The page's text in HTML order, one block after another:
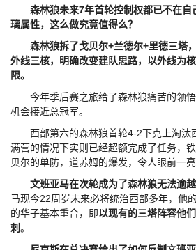
森林狼未来7年首轮控制权都已不在自
璃属性，这么做究竟值得么？
森林狼拆了戈贝尔+兰德尔+里德三塔
外线三核，明确改变建队思路，以外线为
限。
今年季后赛之旅给了森林狼痛苦的领悟
机会接近总冠军。
西部第六的森林狼首轮4-2下克上淘汰
满营的情况下实则已经超额完成了任务，
贝尔的单防，道苏姆的爆发，令人眼前一亮
文班亚马在次轮成为了森林狼无法逾
马现今22周岁未来必将统治西部多年，他
的华子基本重合，即以现有的三塔阵容他
刺。